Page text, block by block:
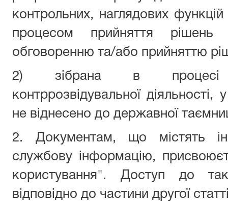
контрольних, наглядових
процесом прийняття рішень
обговоренню та/або прийняттю
2) зібрана в процесі
контррозвідувальної
не віднесено до державної
2. Документам, що містять
службову інформацію,
користування". Доступ до
відповідно до частини другої